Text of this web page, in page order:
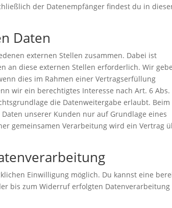
der Datenempfänger findest du in
Daten
externen Stellen zusammen. Dabei ist
an diese externen Stellen erforderlich. Wir
dies im Rahmen einer Vertragserfüllung
wir ein berechtigtes Interesse nach Art. 6 Abs.
die Datenweitergabe erlaubt. Beim
unserer Kunden nur auf Grundlage eines
gemeinsamen Verarbeitung wird ein Vertrag
Einwilligung möglich. Du kannst eine
bis zum Widerruf erfolgten Datenverarbeitung